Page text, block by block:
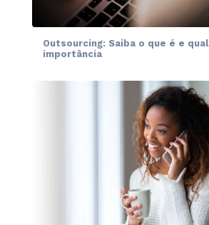
Outsourcing: Saiba o que é e
importância